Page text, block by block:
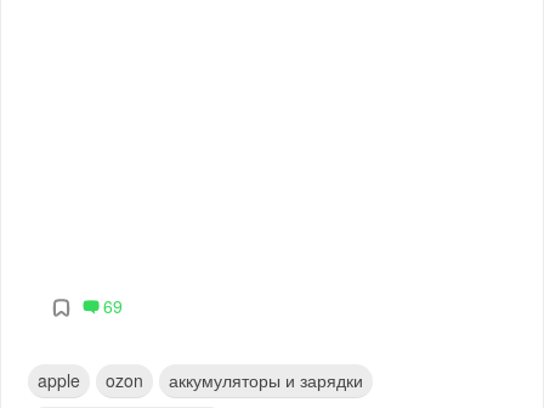
69
apple ozon
аккумуляторы и зарядки